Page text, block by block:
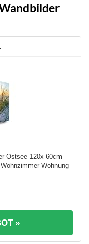
Ostsee 120x 60cm
Wohnung
»